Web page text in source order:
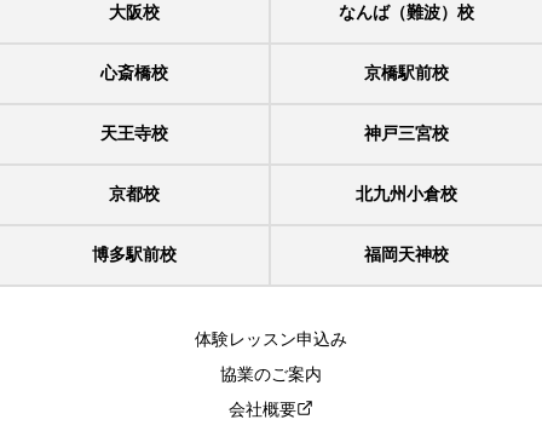
大阪校 なんば（難波）校
心斎橋校 京橋駅前校
天王寺校 神戸三宮校
京都校 北九州小倉校
博多駅前校 福岡天神校
体験レッスン申込み
協業のご案内
会社概要